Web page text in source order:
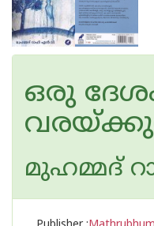
ഒരു
മുഹമ്മദ്